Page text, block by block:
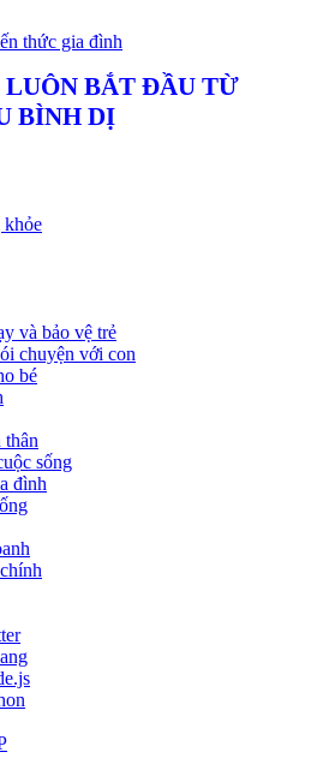
LUÔN BẮT ĐẦU TỪ
BÌNH DỊ
khỏe
và bảo vệ trẻ
chuyện với con
bé
thân
sống
đình